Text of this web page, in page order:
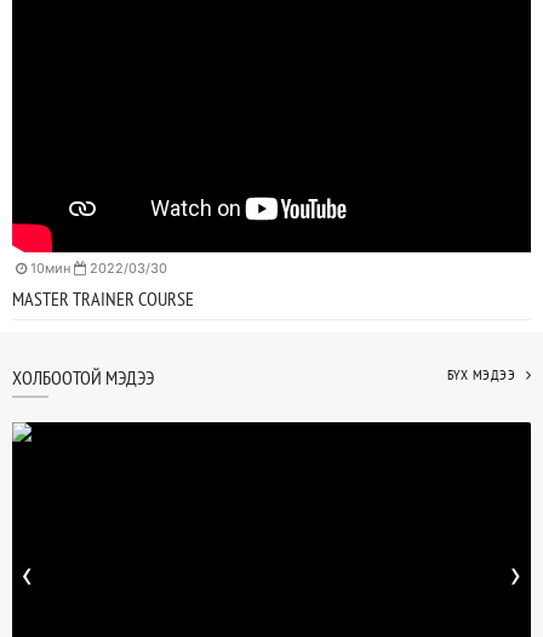
10мин 2022/03/30
MASTER TRAINER COURSE
ХОЛБООТОЙ МЭДЭЭ БҮХ МЭДЭЭ
‹ ›